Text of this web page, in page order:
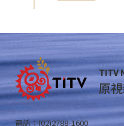
TITV
原
電話：(02)2788-1600